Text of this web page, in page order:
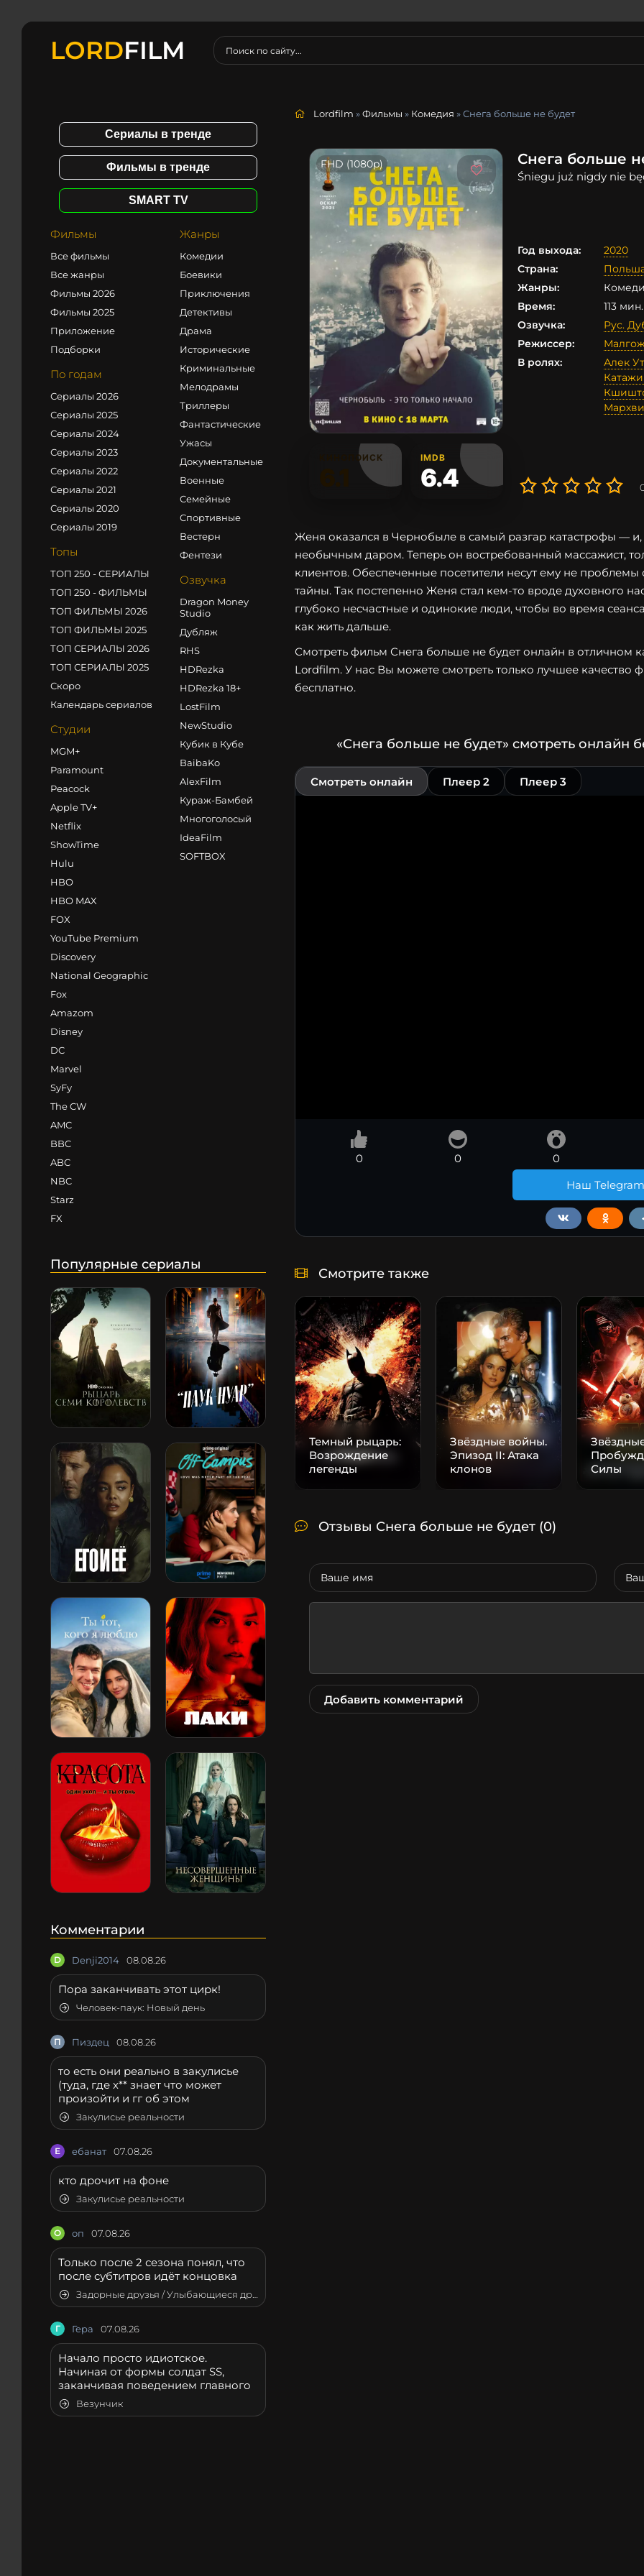
LORDFILM
Сериалы в тренде
Фильмы в тренде
SMART TV
Фильмы
Все фильмы
Все жанры
Фильмы 2026
Фильмы 2025
Приложение
Подборки
По годам
Сериалы 2026
Сериалы 2025
Сериалы 2024
Сериалы 2023
Сериалы 2022
Сериалы 2021
Сериалы 2020
Сериалы 2019
Топы
ТОП 250 - СЕРИАЛЫ
ТОП 250 - ФИЛЬМЫ
ТОП ФИЛЬМЫ 2026
ТОП ФИЛЬМЫ 2025
ТОП СЕРИАЛЫ 2026
ТОП СЕРИАЛЫ 2025
Скоро
Календарь сериалов
Студии
MGM+
Paramount
Peacock
Apple TV+
Netflix
ShowTime
Hulu
HBO
HBO MAX
FOX
YouTube Premium
Discovery
National Geographic
Fox
Amazom
Disney
DC
Marvel
SyFy
The CW
AMC
BBC
ABC
NBC
Starz
FX
Жанры
Комедии
Боевики
Приключения
Детективы
Драма
Исторические
Криминальные
Мелодрамы
Триллеры
Фантастические
Ужасы
Документальные
Военные
Семейные
Спортивные
Вестерн
Фентези
Озвучка
Dragon Money
Studio
Дубляж
RHS
HDRezka
HDRezka 18+
LostFilm
NewStudio
Кубик в Кубе
BaibaKo
AlexFilm
Кураж-Бамбей
Многоголосый
IdeaFilm
SOFTBOX
Популярные сериалы
Комментарии
D Denji2014 08.08.26
Пора заканчивать этот цирк!
Человек-паук: Новый день
П Пиздец 08.08.26
то есть они реально в закулисье
(туда, где х** знает что может
произойти и гг об этом
Закулисье реальности
Е ебанат 07.08.26
кто дрочит на фоне
Закулисье реальности
О оп 07.08.26
Только после 2 сезона понял, что
после субтитров идёт концовка
Задорные друзья / Улыбающиеся друзья
Г Гера 07.08.26
Начало просто идиотское.
Начиная от формы солдат SS,
заканчивая поведением главного
Везунчик
Lordfilm »Фильмы » Комедия » Снега больше не будет
FHD (1080p)
КИНОПОИСК IMDB
6.4
Снега больше
Śniegu już nigdy nie
Год выхода:
2020
Страна:
Жанры:
Время:
113
Озвучка:
Рус.
Режиссер:
В ролях:
Алек
Женя оказался в Чернобыле в самый разгар катастрофы —
необычным даром. Теперь он востребованный массажист,
клиентов. Обеспеченные посетители несут ему не
тайны. Так постепенно Женя стал кем-то вроде духовного
глубоко несчастные и одинокие люди, чтобы во время
как жить дальше.
Смотреть фильм Снега больше не будет онлайн в отличном
Lordfilm. У нас Вы можете смотреть только лучшее качество
бесплатно.
«Снега больше не будет» смотреть онлайн
Смотреть онлайн Плеер 2 Плеер 3
0 0 0
Наш Telegram
Смотрите также
Темный рыцарь:
Возрождение
легенды
Звёздные войны.
Эпизод II: Атака
клонов
Силы
Отзывы Снега больше не будет (0)
Добавить комментарий